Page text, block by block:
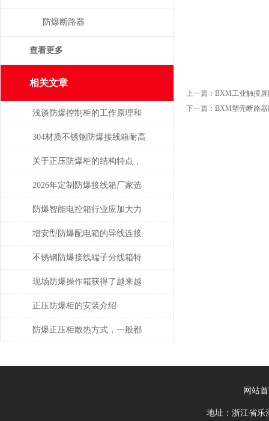
上一篇： BXM工业触摸
下一篇： BXM塑壳断路
防爆断路器
查看更多
相关文章
浅谈防爆控制柜的工作原理和
优点
304材质不锈钢防爆接线箱耐高
温多少
关于正压防爆柜的结构特点，
你了解多少呢？
2026年定制防爆接线箱厂家选
购指南
防爆智能电控箱行业应加大力
度发展技术
增安型防爆配电箱的导线连接
不锈钢防爆接线端子分线箱特
点分析
现场防爆操作箱获得了越来越
广泛的应用
正压防爆柜的安装介绍
防爆正压柜散热方式，一般都
网站
地址：浙江省